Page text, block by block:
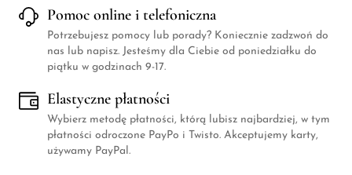
Pomoc online i telefoniczna
Potrzebujesz pomocy lub porady? Koniecznie zadzwoń do
nas lub napisz. Jesteśmy dla Ciebie od poniedziałku do
piątku w godzinach 9-17.
Elastyczne płatności
Wybierz metodę płatności, którą lubisz najbardziej, w tym
płatności odroczone PayPo i Twisto. Akceptujemy karty,
używamy PayPal.